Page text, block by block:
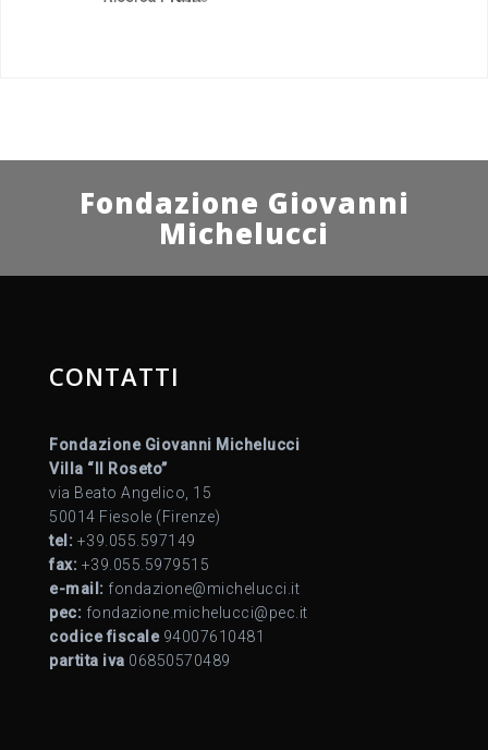
Fondazione Giovanni
Michelucci
CONTATTI
Fondazione Giovanni Michelucci
Villa “Il Roseto”
via Beato Angelico, 15
50014 Fiesole (Firenze)
tel: +39.055.597149
fax: +39.055.5979515
e-mail: fondazione@michelucci.it
pec: fondazione.michelucci@pec.it
codice fiscale94007610481
partita iva 06850570489